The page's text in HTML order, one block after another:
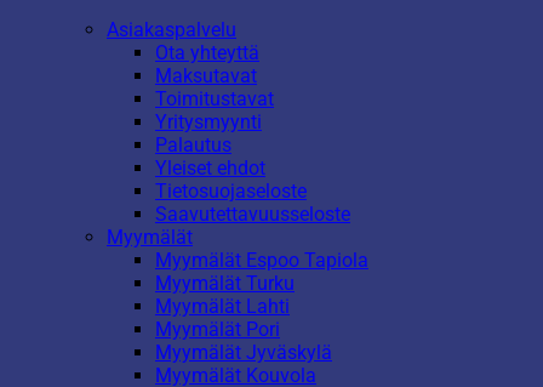
Asiakaspalvelu
Ota yhteyttä
Maksutavat
Toimitustavat
Yritysmyynti
Palautus
Yleiset ehdot
Tietosuojaseloste
Saavutettavuusseloste
Myymälät
Myymälät Espoo Tapiola
Myymälät Turku
Myymälät Lahti
Myymälät Pori
Myymälät Jyväskylä
Myymälät Kouvola